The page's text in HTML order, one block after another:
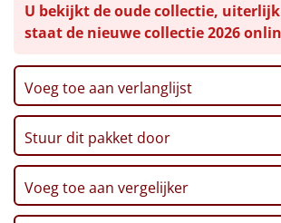
Uniek
Alle thema's
Artikel
Hitster NIEUW
Pizzarette
Toast 'Teamwork', 100 gr
Broodstengels 'Champion', 125 gr
Team Magazine
CenterParcs Voucher
Postcode Loterij Lot
Verpakt in een feestelijke
U bekijkt de oude collectie,
staat de nieuwe collectie 2026
Voeg toe aan verlanglijst
Stuur dit pakket door
Voeg toe aan vergelijker